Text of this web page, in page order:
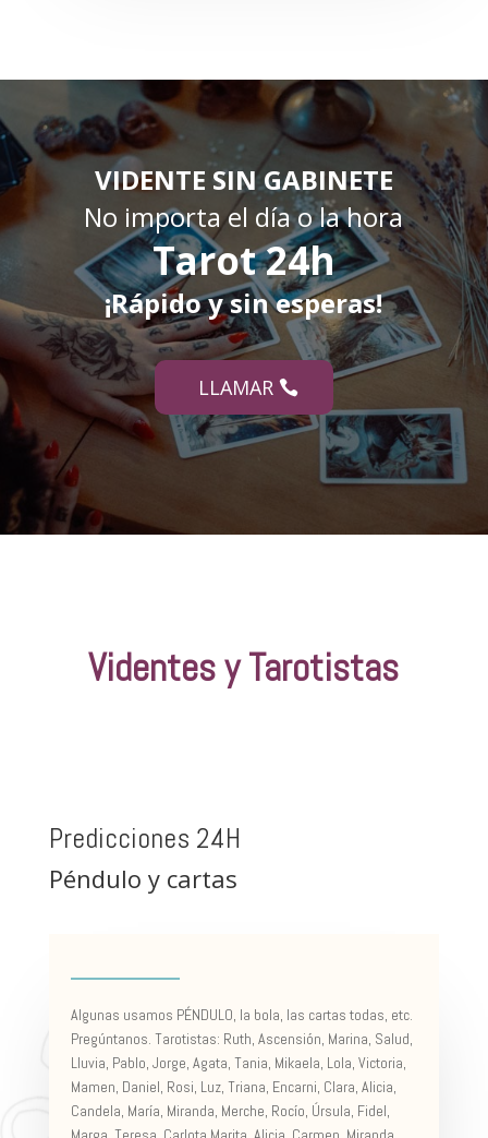
VIDENTE SIN GABINETE
No importa el día o la hora
Tarot 24h
¡Rápido y sin esperas!
LLAMAR
Videntes y Tarotistas
Predicciones 24H
Péndulo y cartas
Algunas usamos PÉNDULO, la bola, las cartas todas, etc.
Pregúntanos. Tarotistas: Ruth, Ascensión, Marina, Salud,
Lluvia, Pablo, Jorge, Agata, Tania, Mikaela, Lola, Victoria,
Mamen, Daniel, Rosi, Luz, Triana, Encarni, Clara, Alicia,
Candela, María, Miranda, Merche, Rocío, Úrsula, Fidel,